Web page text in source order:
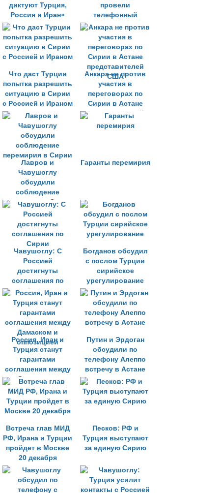
диктуют Турция,
Россия и Иран»
провели
телефонный
разговор
Что даст Турции
попытка разрешить
ситуацию в Сирии
с Россией и Ираном
Анкара не против
участия в
переговорах по
Сирии в Астане
представителей
США
Лавров и
Чавушоглу
обсудили
соблюдение
перемирия в Сирии
Гаранты перемирия
Чавушоглу: C
Россией
достигнуты
cоглашения по
Сирии
Богданов обсудил
с послом Турции
сирийское
урегулирование
Россия, Иран и
Турция станут
гарантами
соглашения между
Дамаском и
оппозицией
Путин и Эрдоган
обсудили по
телефону Алеппо
встречу в Астане
Встреча глав МИД
РФ, Ирана и Турции
пройдет в Москве
20 декабря
Песков: РФ и
Турция выступают
за единую Сирию